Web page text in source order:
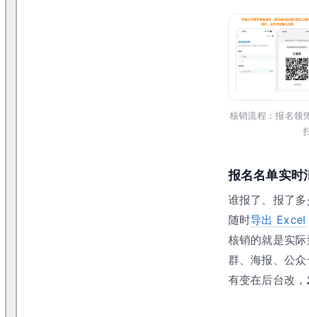
核销流程：报名领
报名名单实时
谁报了、报了
随时导出 Excel
核销的就是实
群、海报、公
有变在后台改，